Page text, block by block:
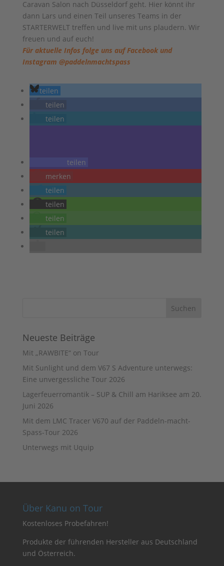
Caravan Salon nach Düsseldorf geht. Hier könnt ihr
dann Lars und einen Teil unseres Teams in der
STARTERWELT treffen und live mit uns plaudern. Wir
freuen und auf euch!
Für aktuelle Infos folge uns auf Facebook und
Instagram @paddelnmachtspass
teilen
teilen
teilen
teilen
merken
teilen
teilen
teilen
teilen
Neueste Beiträge
Mit „RAWBITE“ on Tour
Mit Sunlight und dem V67 S Adventure unterwegs:
Eine unvergessliche Tour 2026
Lagerfeuerromantik – SUP & Chill am Hariksee am 20.
Juni 2026
Mit dem LMC Tracer V670 auf der Paddeln-macht-
Spass-Tour 2026
Unterwegs mit Uquip
Über Kanu on Tour
Kostenloses Probefahren!
Produkte der führenden Hersteller aus Deutschland
und Österreich.